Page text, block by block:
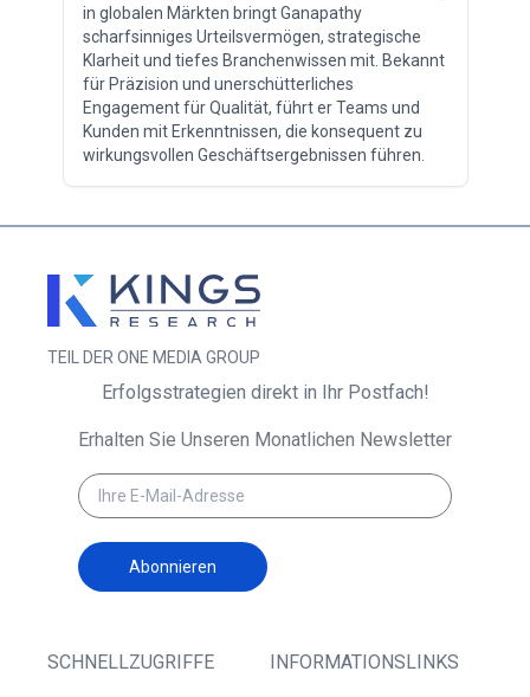
in globalen Märkten bringt Ganapathy
scharfsinniges Urteilsvermögen, strategische
Klarheit und tiefes Branchenwissen mit. Bekannt
für Präzision und unerschütterliches
Engagement für Qualität, führt er Teams und
Kunden mit Erkenntnissen, die konsequent zu
wirkungsvollen Geschäftsergebnissen führen.
TEIL DER ONE MEDIA GROUP
SCHNELLZUGRIFFE INFORMATIONSLINKS
Erfolgsstrategien direkt in Ihr Postfach!
Erhalten Sie Unseren Monatlichen Newsletter
Abonnieren